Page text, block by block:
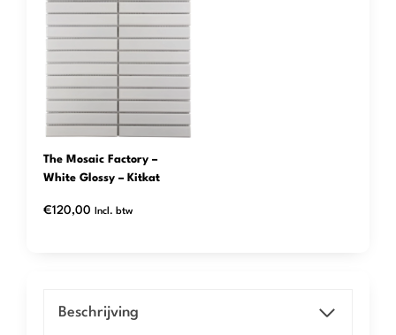
€59,95.€35,97.
The Mosaic Factory –
White Glossy – Kitkat
€120,00 Incl. btw
Beschrijving